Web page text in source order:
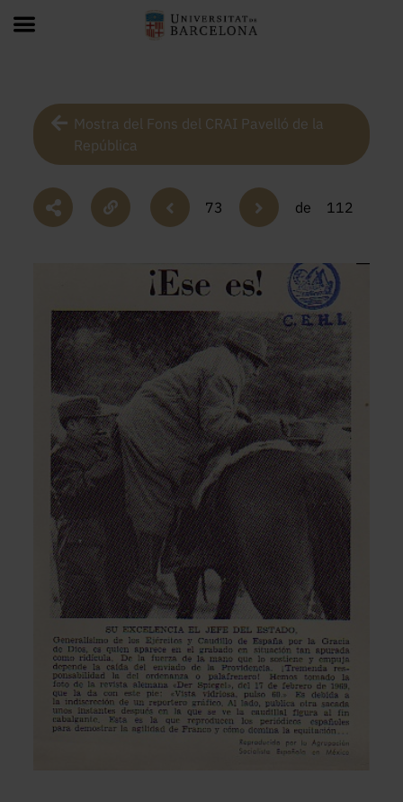
Mostra del Fons del CRAI Pavelló de la
República
73 de 112